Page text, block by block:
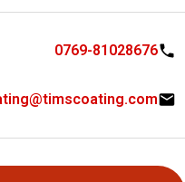
0769-81028676